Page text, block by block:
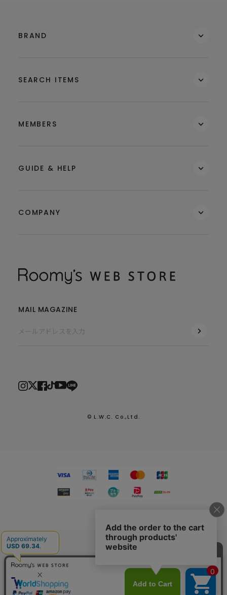
2026.7.29
熊本県熊本地方を震源とする地震による配送への影響につい
て
BRAND
SEARCH ITEMS
MEMBERS
GUIDE & HELP
COMPANY
MAIL MAGAZINE
© L.W.C. Co.,Ltd.